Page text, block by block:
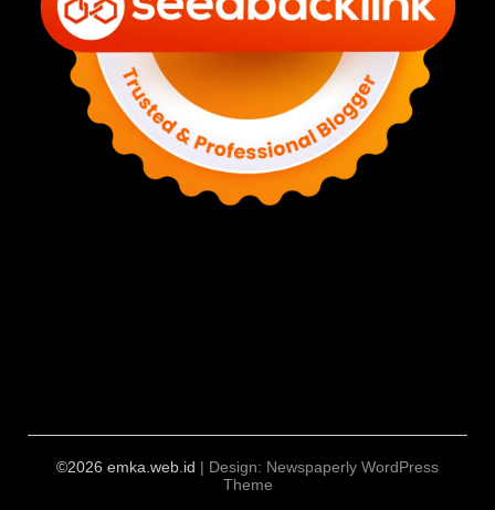
©2026 emka.web.id | Design: Newspaperly WordPress
Theme